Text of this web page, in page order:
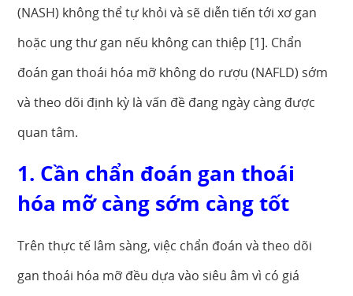
(NASH) không thể tự khỏi và sẽ diễn tiến tới xơ gan
hoặc ung thư gan nếu không can thiệp [1]. Chẩn
đoán gan thoái hóa mỡ không do rượu (NAFLD) sớm
và theo dõi định kỳ là vấn đề đang ngày càng được
quan tâm.
1. Cần chẩn đoán gan thoái
hóa mỡ càng sớm càng tốt
Trên thực tế lâm sàng, việc chẩn đoán và theo dõi
gan thoái hóa mỡ đều dựa vào siêu âm vì có giá